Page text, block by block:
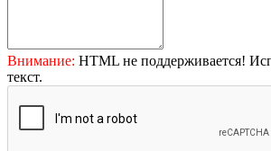
Внимание: HTML не поддерживается!
текст.